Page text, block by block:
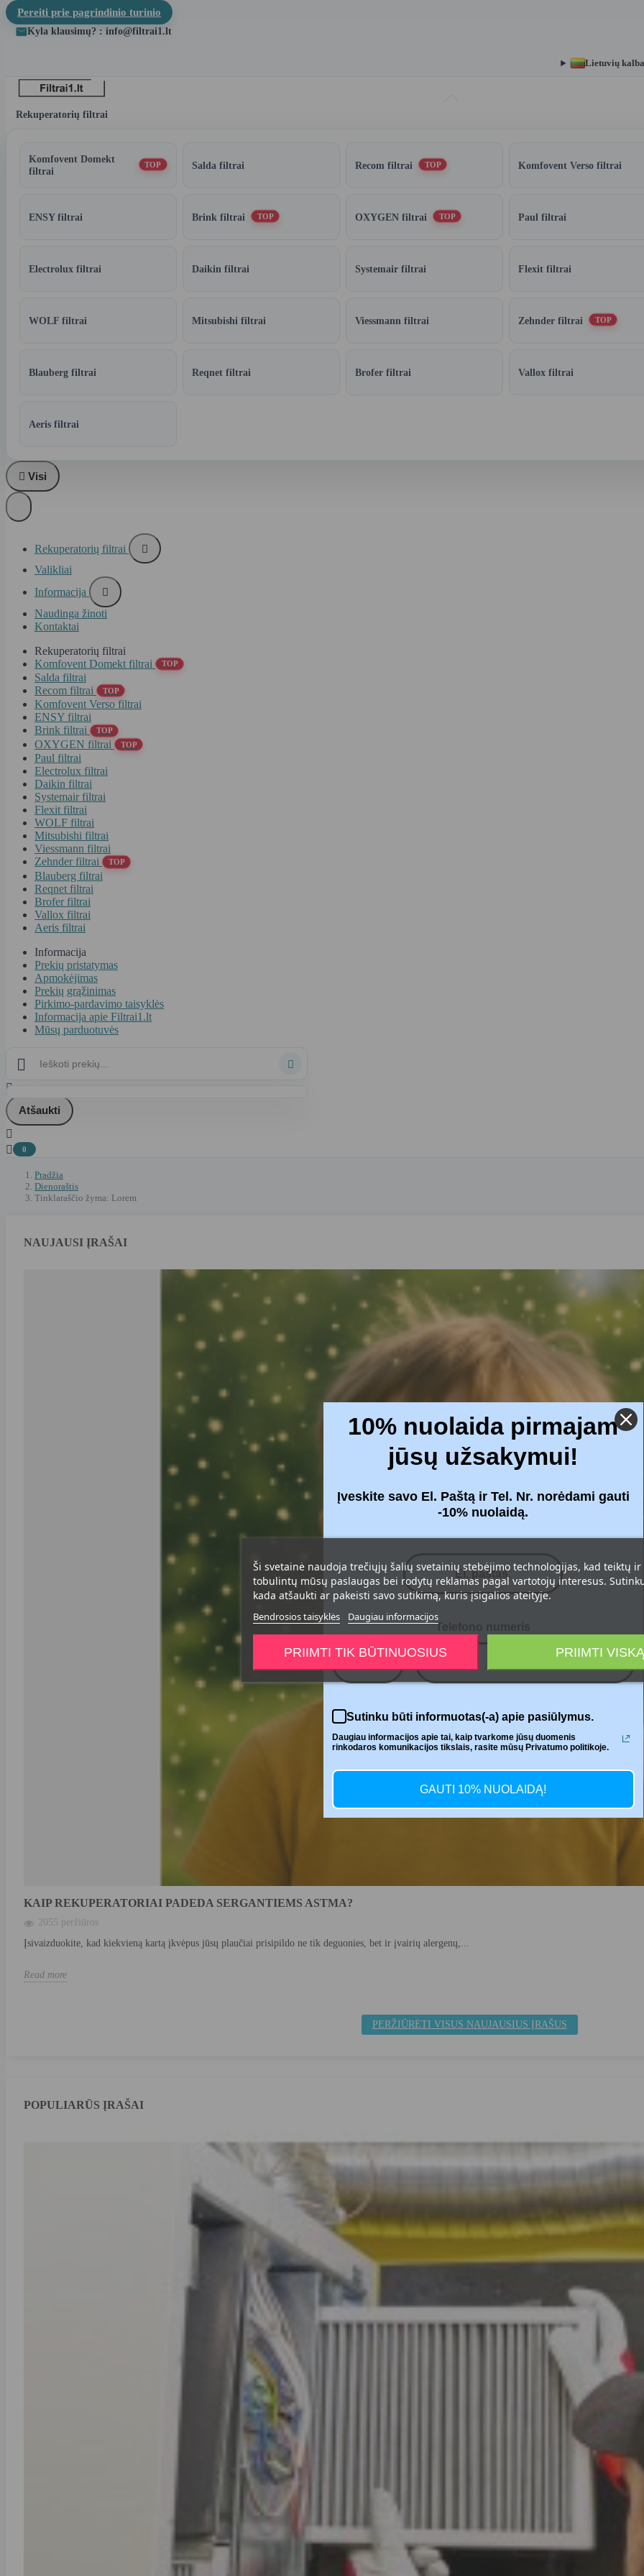
Pereiti prie pagrindinio turinio
Kyla klausimų? : info@filtrai1.lt
Lietuvių kalba
Rekuperatorių filtrai
Komfovent Domekt
filtrai
TOP Salda filtrai Recom filtrai TOP Komfovent Verso filtrai
ENSY filtrai Brink filtrai TOP OXYGEN filtrai TOP Paul filtrai
Electrolux filtrai Daikin filtrai Systemair filtrai Flexit filtrai
WOLF filtrai Mitsubishi filtrai Viessmann filtrai Zehnder filtrai TOP
Blauberg filtrai Reqnet filtrai Brofer filtrai Vallox filtrai
Aeris filtrai
 Visi
Rekuperatorių filtrai

Valikliai
Informacija

Naudinga žinoti
Kontaktai
Rekuperatorių filtrai
Komfovent Domekt filtrai
TOP
Salda filtrai
Recom filtrai
TOP
Komfovent Verso filtrai
ENSY filtrai
Brink filtrai
TOP
OXYGEN filtrai TOP
Paul filtrai
Electrolux filtrai
Daikin filtrai
Systemair filtrai
Flexit filtrai
WOLF filtrai
Mitsubishi filtrai
Viessmann filtrai
Zehnder filtrai
TOP
Blauberg filtrai
Reqnet filtrai
Brofer filtrai
Vallox filtrai
Aeris filtrai
Informacija
Prekių pristatymas
Apmokėjimas
Prekių grąžinimas
Pirkimo-pardavimo taisyklės
Informacija apie Filtrai1.lt
Mūsų parduotuvės



Atšaukti


0
Pradžia
Dienoraštis
Tinklaraščio žyma: Lorem
NAUJAUSI ĮRAŠAI
KAIP REKUPERATORIAI PADEDA SERGANTIEMS ASTMA?
2055 peržiūros
Įsivaizduokite, kad kiekvieną kartą įkvėpus jūsų plaučiai prisipildo ne tik deguonies, bet ir įvairių alergenų,...
Read more
PERŽIŪRĖTI VISUS NAUJAUSIUS ĮRAŠUS
POPULIARŪS ĮRAŠAI
Ši svetainė naudoja trečiųjų šalių svetainių stebėjimo technologijas, kad teiktų
tobulintų mūsų paslaugas bei rodytų reklamas pagal vartotojų interesus.
kada atšaukti ar pakeisti savo sutikimą, kuris įsigalios ateityje.
Bendrosios taisyklės Daugiau informacijos
PRIIMTI TIK BŪTINUOSIUS PRIIMTI VISKĄ
10% nuolaida pirmajam
jūsų užsakymui!
Įveskite savo El. Paštą ir Tel. Nr. norėdami gauti
-10% nuolaidą.
Telefono numeris
Sutinku būti informuotas(-a) apie pasiūlymus.
Daugiau informacijos apie tai, kaip tvarkome jūsų duomenis
rinkodaros komunikacijos tikslais, rasite mūsų Privatumo politikoje.
GAUTI 10% NUOLAIDĄ!